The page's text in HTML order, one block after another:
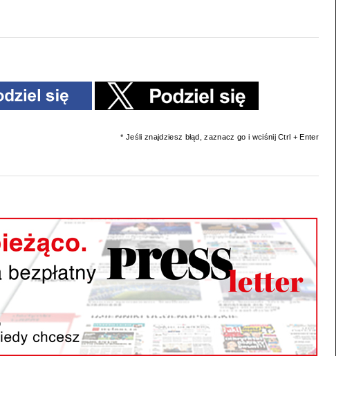
* Jeśli znajdziesz błąd, zaznacz go i wciśnij Ctrl + Enter